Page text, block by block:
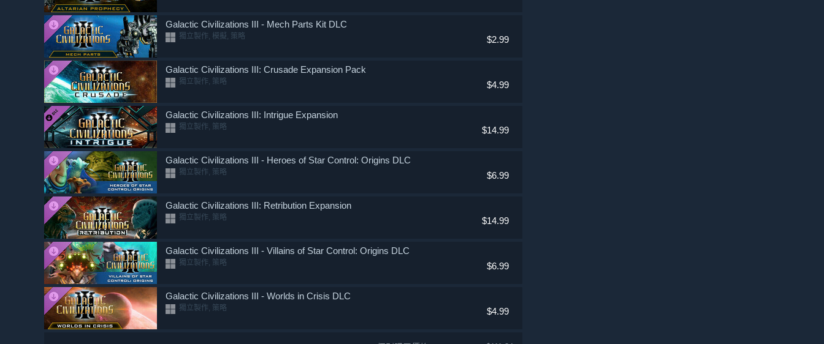
$2.99
Galactic Civilizations III - Mech Parts Kit DLC
獨立製作, 模擬, 策略
$4.99
Galactic Civilizations III: Crusade Expansion Pack
獨立製作, 策略
$14.99
Galactic Civilizations III: Intrigue Expansion
獨立製作, 策略
$6.99
Galactic Civilizations III - Heroes of Star Control: Origins DLC
獨立製作, 策略
$14.99
Galactic Civilizations III: Retribution Expansion
獨立製作, 策略
$6.99
Galactic Civilizations III - Villains of Star Control: Origins DLC
獨立製作, 策略
$4.99
Galactic Civilizations III - Worlds in Crisis DLC
獨立製作, 策略